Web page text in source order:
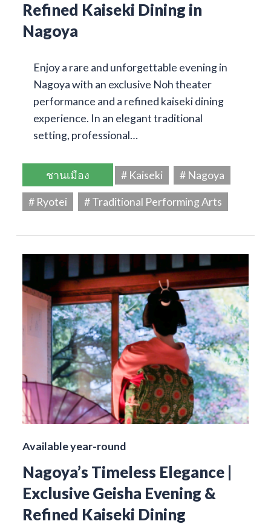
Refined Kaiseki Dining in
Nagoya
Enjoy a rare and unforgettable evening in
Nagoya with an exclusive Noh theater
performance and a refined kaiseki dining
experience. In an elegant traditional
setting, professional…
ชานเมือง # Kaiseki
# Nagoya
# Ryotei
# Traditional Performing Arts
Available year-round
Nagoya’s Timeless Elegance |
Exclusive Geisha Evening &
Refined Kaiseki Dining